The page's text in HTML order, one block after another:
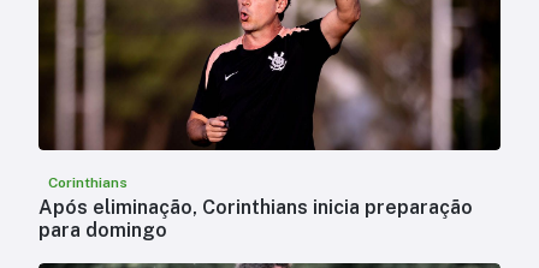
Corinthians
Após eliminação, Corinthians inicia preparação
para domingo